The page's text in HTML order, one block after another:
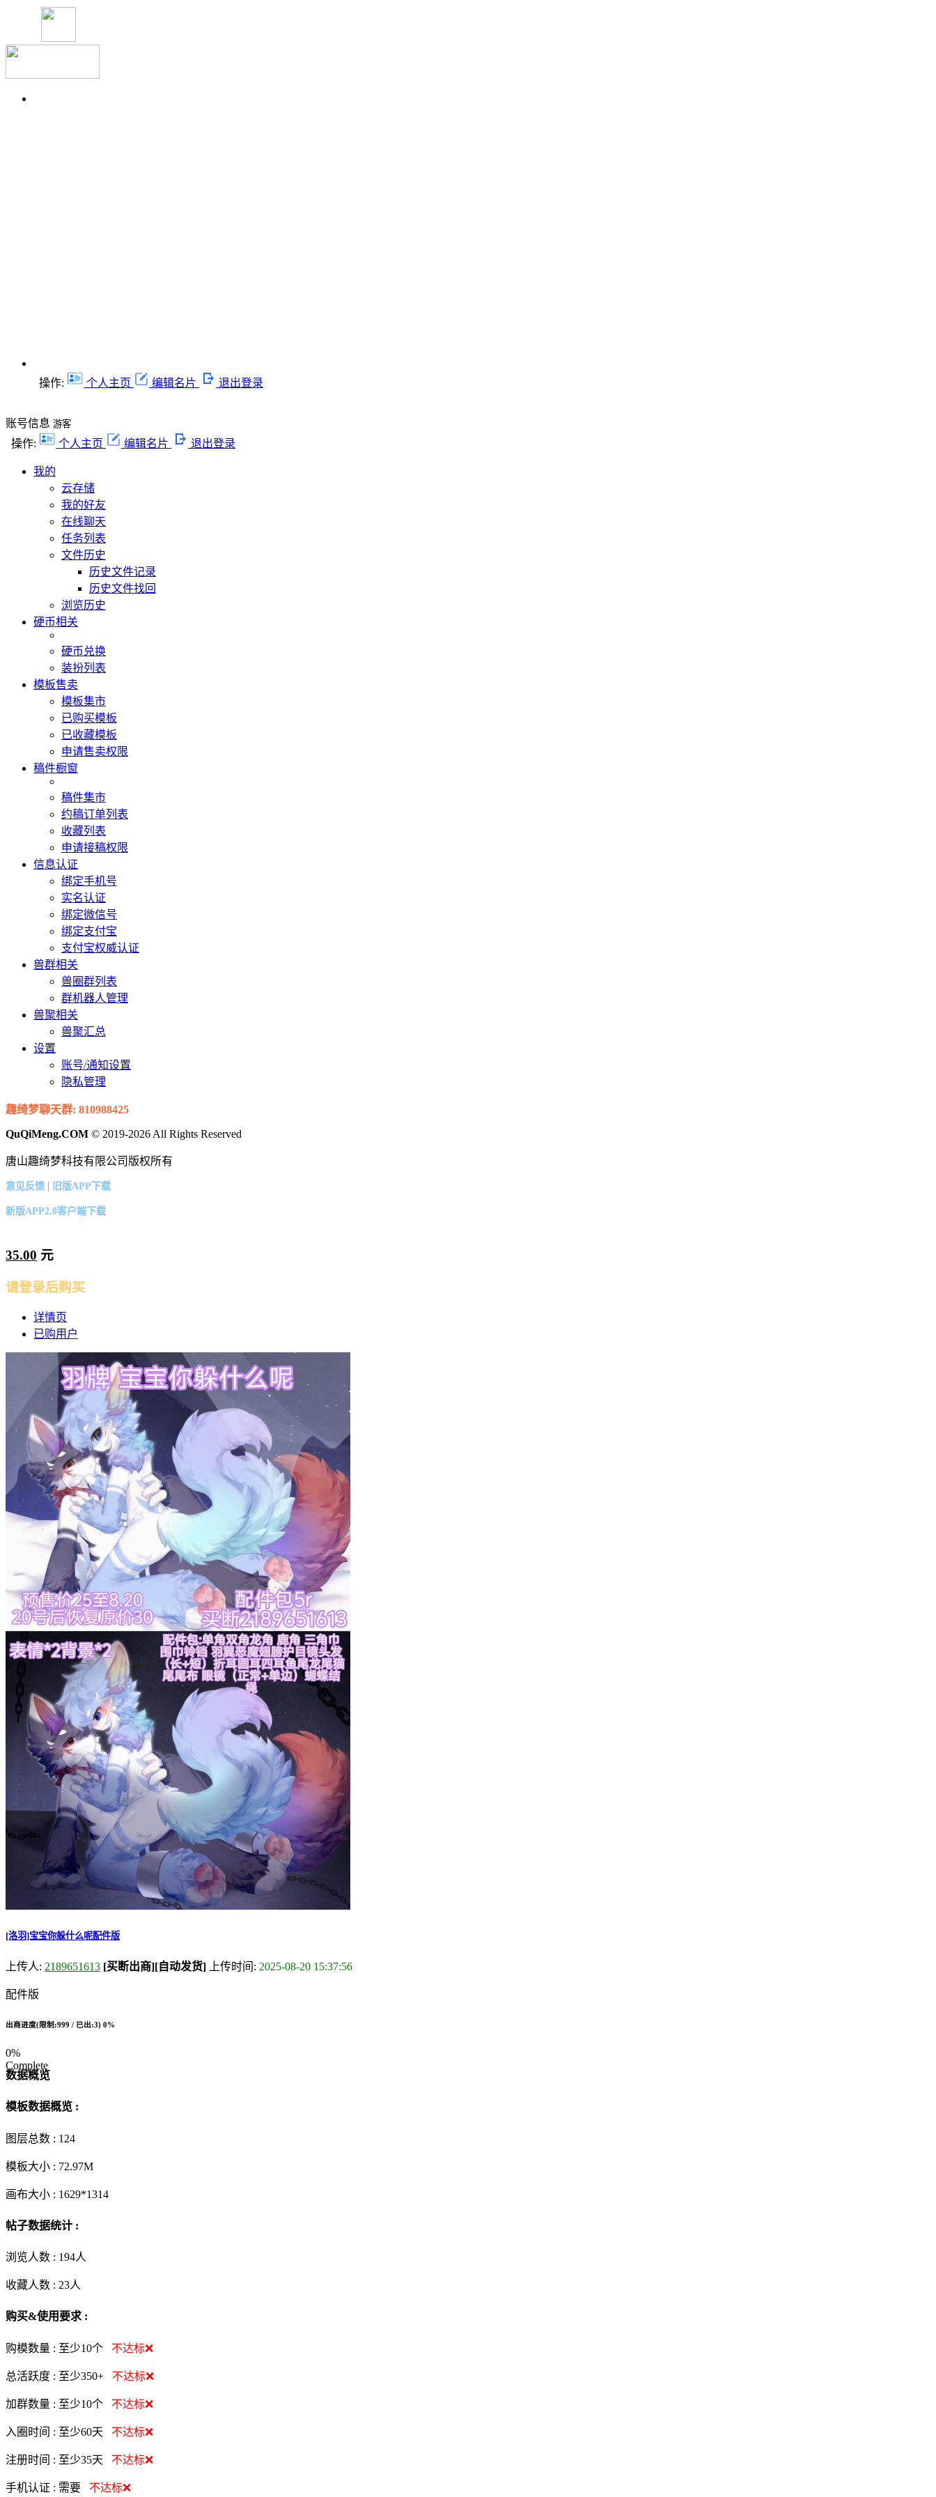
操作: 个人主页 编辑名片 退出登录
账号信息 游客
操作: 个人主页 编辑名片 退出登录
我的
云存储
我的好友
在线聊天
任务列表
文件历史
历史文件记录
历史文件找回
浏览历史
硬币相关
硬币兑换
装扮列表
模板售卖
模板集市
已购买模板
已收藏模板
申请售卖权限
稿件橱窗
稿件集市
约稿订单列表
收藏列表
申请接稿权限
信息认证
绑定手机号
实名认证
绑定微信号
绑定支付宝
支付宝权威认证
兽群相关
兽圈群列表
群机器人管理
兽聚相关
兽聚汇总
设置
账号/通知设置
隐私管理
趣绮梦聊天群: 810988425
QuQiMeng.COM © 2019-2026 All Rights Reserved
唐山趣绮梦科技有限公司版权所有
意见反馈 | 旧版APP下载
新版APP2.0客户端下载
35.00 元
请登录后购买
详情页
已购用户
[洛羽]宝宝你躲什么呢配件版
上传人: 2189651613 [买断出商][自动发货] 上传时间: 2025-08-20 15:37:56
配件版
出商进度(限制:999 / 已出:3) 0%
0%
Complete
数据概览
模板数据概览 :
图层总数 : 124
模板大小 : 72.97M
画布大小 : 1629*1314
帖子数据统计 :
浏览人数 : 194人
收藏人数 : 23人
购买&使用要求 :
购模数量 : 至少10个 不达标❌
总活跃度 : 至少350+ 不达标❌
加群数量 : 至少10个 不达标❌
入圈时间 : 至少60天 不达标❌
注册时间 : 至少35天 不达标❌
手机认证 : 需要 不达标❌